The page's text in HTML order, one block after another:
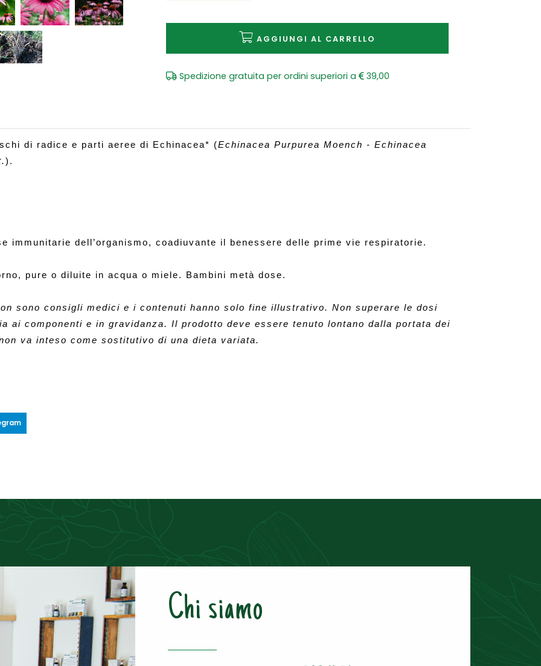
AGGIUNGI AL CARRELLO
Spedizione gratuita per ordini superiori a 39,00
di radice e parti aeree di Echinacea* (Echinacea Purpurea Moench - Echinacea
).
immunitarie dell’organismo, coadiuvante il benessere delle prime vie respiratorie.
pure o diluite in acqua o miele. Bambini metà dose.
sono consigli medici e i contenuti hanno solo fine illustrativo. Non superare le dosi
ai componenti e in gravidanza. Il prodotto deve essere tenuto lontano dalla portata dei
va inteso come sostitutivo di una dieta variata.
Chi siamo